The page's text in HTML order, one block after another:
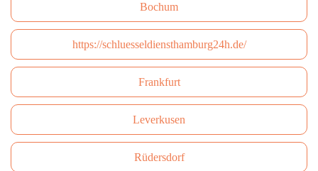
Bochum
https://schluesseldiensthamburg24h.de/
Frankfurt
Leverkusen
Rüdersdorf